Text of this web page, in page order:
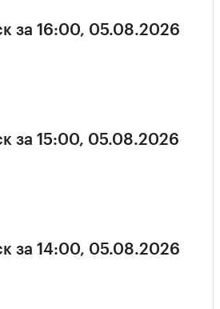
за 16:00, 05.08.2026
за 15:00, 05.08.2026
за 14:00, 05.08.2026